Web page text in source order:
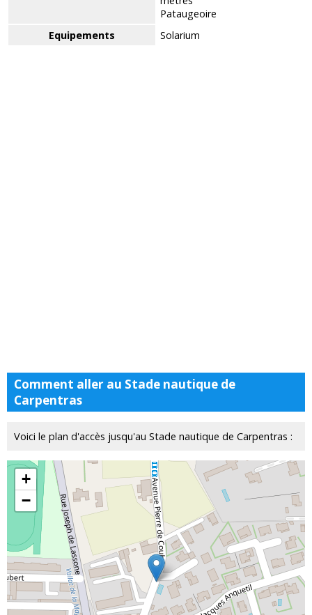
Pataugeoire
Equipements
Solarium
Comment aller au Stade nautique de
Carpentras
Voici le plan d'accès jusqu'au Stade nautique de Carpentras :
+
−